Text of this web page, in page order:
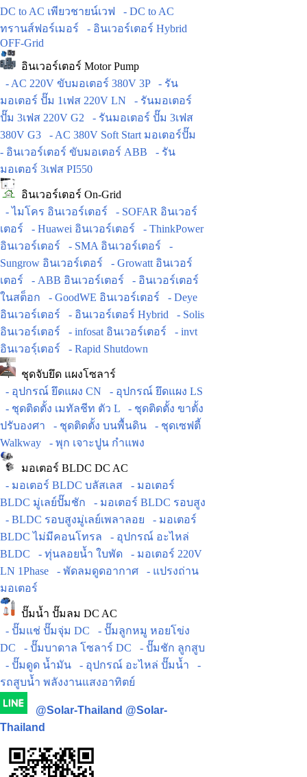
DC to AC เพียวชายน์เวฟ
- DC to AC
ทรานส์ฟอร์เมอร์
- อินเวอร์เตอร์ Hybrid
OFF-Grid
อินเวอร์เตอร์ Motor Pump
- AC 220V ขับมอเตอร์ 380V 3P
- รัน
มอเตอร์ ปั๊ม 1เฟส 220V LN
- รันมอเตอร์
ปั๊ม 3เฟส 220V G2
- รันมอเตอร์ ปั๊ม 3เฟส
380V G3
- AC 380V Soft Start มอเตอร์ปั๊ม
- อินเวอร์เตอร์ ขับมอเตอร์ ABB
- รัน
มอเตอร์ 3เฟส PI550
อินเวอร์เตอร์ On-Grid
- ไมโคร อินเวอร์เตอร์
- SOFAR อินเวอร์
เตอร์
- Huawei อินเวอร์เตอร์
- ThinkPower
อินเวอร์เตอร์
- SMA อินเวอร์เตอร์
-
Sungrow อินเวอร์เตอร์
- Growatt อินเวอร์
เตอร์
- ABB อินเวอร์เตอร์
- อินเวอร์เตอร์
ในสต็อก
- GoodWE อินเวอร์เตอร์
- Deye
อินเวอร์เตอร์
- อินเวอร์เตอร์ Hybrid
- Solis
อินเวอร์เตอร์
- infosat อินเวอร์เตอร์
- invt
อินเวอร์ฺเตอร์
- Rapid Shutdown
ชุดจับยึด แผงโซลาร์
- อุปกรณ์ ยึดแผง CN
- อุปกรณ์ ยึดแผง LS
- ชุดติดตั้ง เมทัลชีท ตัว L
- ชุดติดตั้ง ขาตั้ง
ปรับองศา
- ชุดติดตั้ง บนพื้นดิน
- ชุดเซฟตี้
Walkway
- พุก เจาะปูน กำแพง
มอเตอร์ BLDC DC AC
- มอเตอร์ BLDC บลัสเลส
- มอเตอร์
BLDC มู่เลย์ปั๊มชัก
- มอเตอร์ BLDC รอบสูง
- BLDC รอบสูงมู่เลย์เพลาลอย
- มอเตอร์
BLDC ไม่มีคอนโทรล
- อุปกรณ์ อะไหล่
BLDC
- ทุ่นลอยน้ำ ใบพัด
- มอเตอร์ 220V
LN 1Phase
- พัดลมดูดอากาศ
- แปรงถ่าน
มอเตอร์
ปั๊มน้ำ ปั๊มลม DC AC
- ปั๊มแช่ ปั๊มจุ่ม DC
- ปั๊มลูกหมู หอยโข่ง
DC
- ปั๊มบาดาล โซลาร์ DC
- ปั๊มชัก ลูกสูบ
- ปั๊มดูด น้ำมัน
- อุปกรณ์ อะไหล่ ปั๊มน้ำ
-
รถสูบน้ำ พลังงานแสงอาทิตย์
@Solar-Thailand @Solar-
Thailand